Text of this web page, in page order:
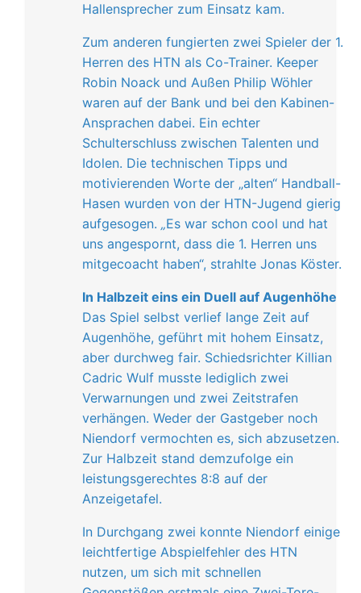
Hallensprecher zum Einsatz kam.
Zum anderen fungierten zwei Spieler der 1.
Herren des HTN als Co-Trainer. Keeper
Robin Noack und Außen Philip Wöhler
waren auf der Bank und bei den Kabinen-
Ansprachen dabei. Ein echter
Schulterschluss zwischen Talenten und
Idolen. Die technischen Tipps und
motivierenden Worte der „alten“ Handball-
Hasen wurden von der HTN-Jugend gierig
aufgesogen. „Es war schon cool und hat
uns angespornt, dass die 1. Herren uns
mitgecoacht haben“, strahlte Jonas Köster.
In Halbzeit eins ein Duell auf Augenhöhe
Das Spiel selbst verlief lange Zeit auf
Augenhöhe, geführt mit hohem Einsatz,
aber durchweg fair. Schiedsrichter Killian
Cadric Wulf musste lediglich zwei
Verwarnungen und zwei Zeitstrafen
verhängen. Weder der Gastgeber noch
Niendorf vermochten es, sich abzusetzen.
Zur Halbzeit stand demzufolge ein
leistungsgerechtes 8:8 auf der
Anzeigetafel.
In Durchgang zwei konnte Niendorf einige
leichtfertige Abspielfehler des HTN
nutzen, um sich mit schnellen